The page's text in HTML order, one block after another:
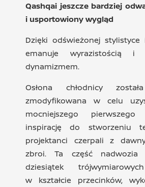
Qashqai jeszcze bardziej
i usportowiony wygląd
Dzięki odświeżonej stylistyce
emanuje wyrazistością i
dynamizmem.
Osłona chłodnicy
zmodyfikowana w celu
mocniejszego
inspirację do stworzeniu
projektanci czerpali z
zbroi. Ta część nadwozia
dziesiątek
w kształcie przecinków,